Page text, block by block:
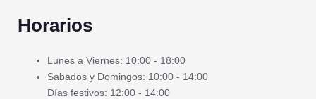
Horarios
Lunes a Viernes: 10:00 - 18:00
Sabados y Domingos: 10:00 - 14:00
Días festivos: 12:00 - 14:00